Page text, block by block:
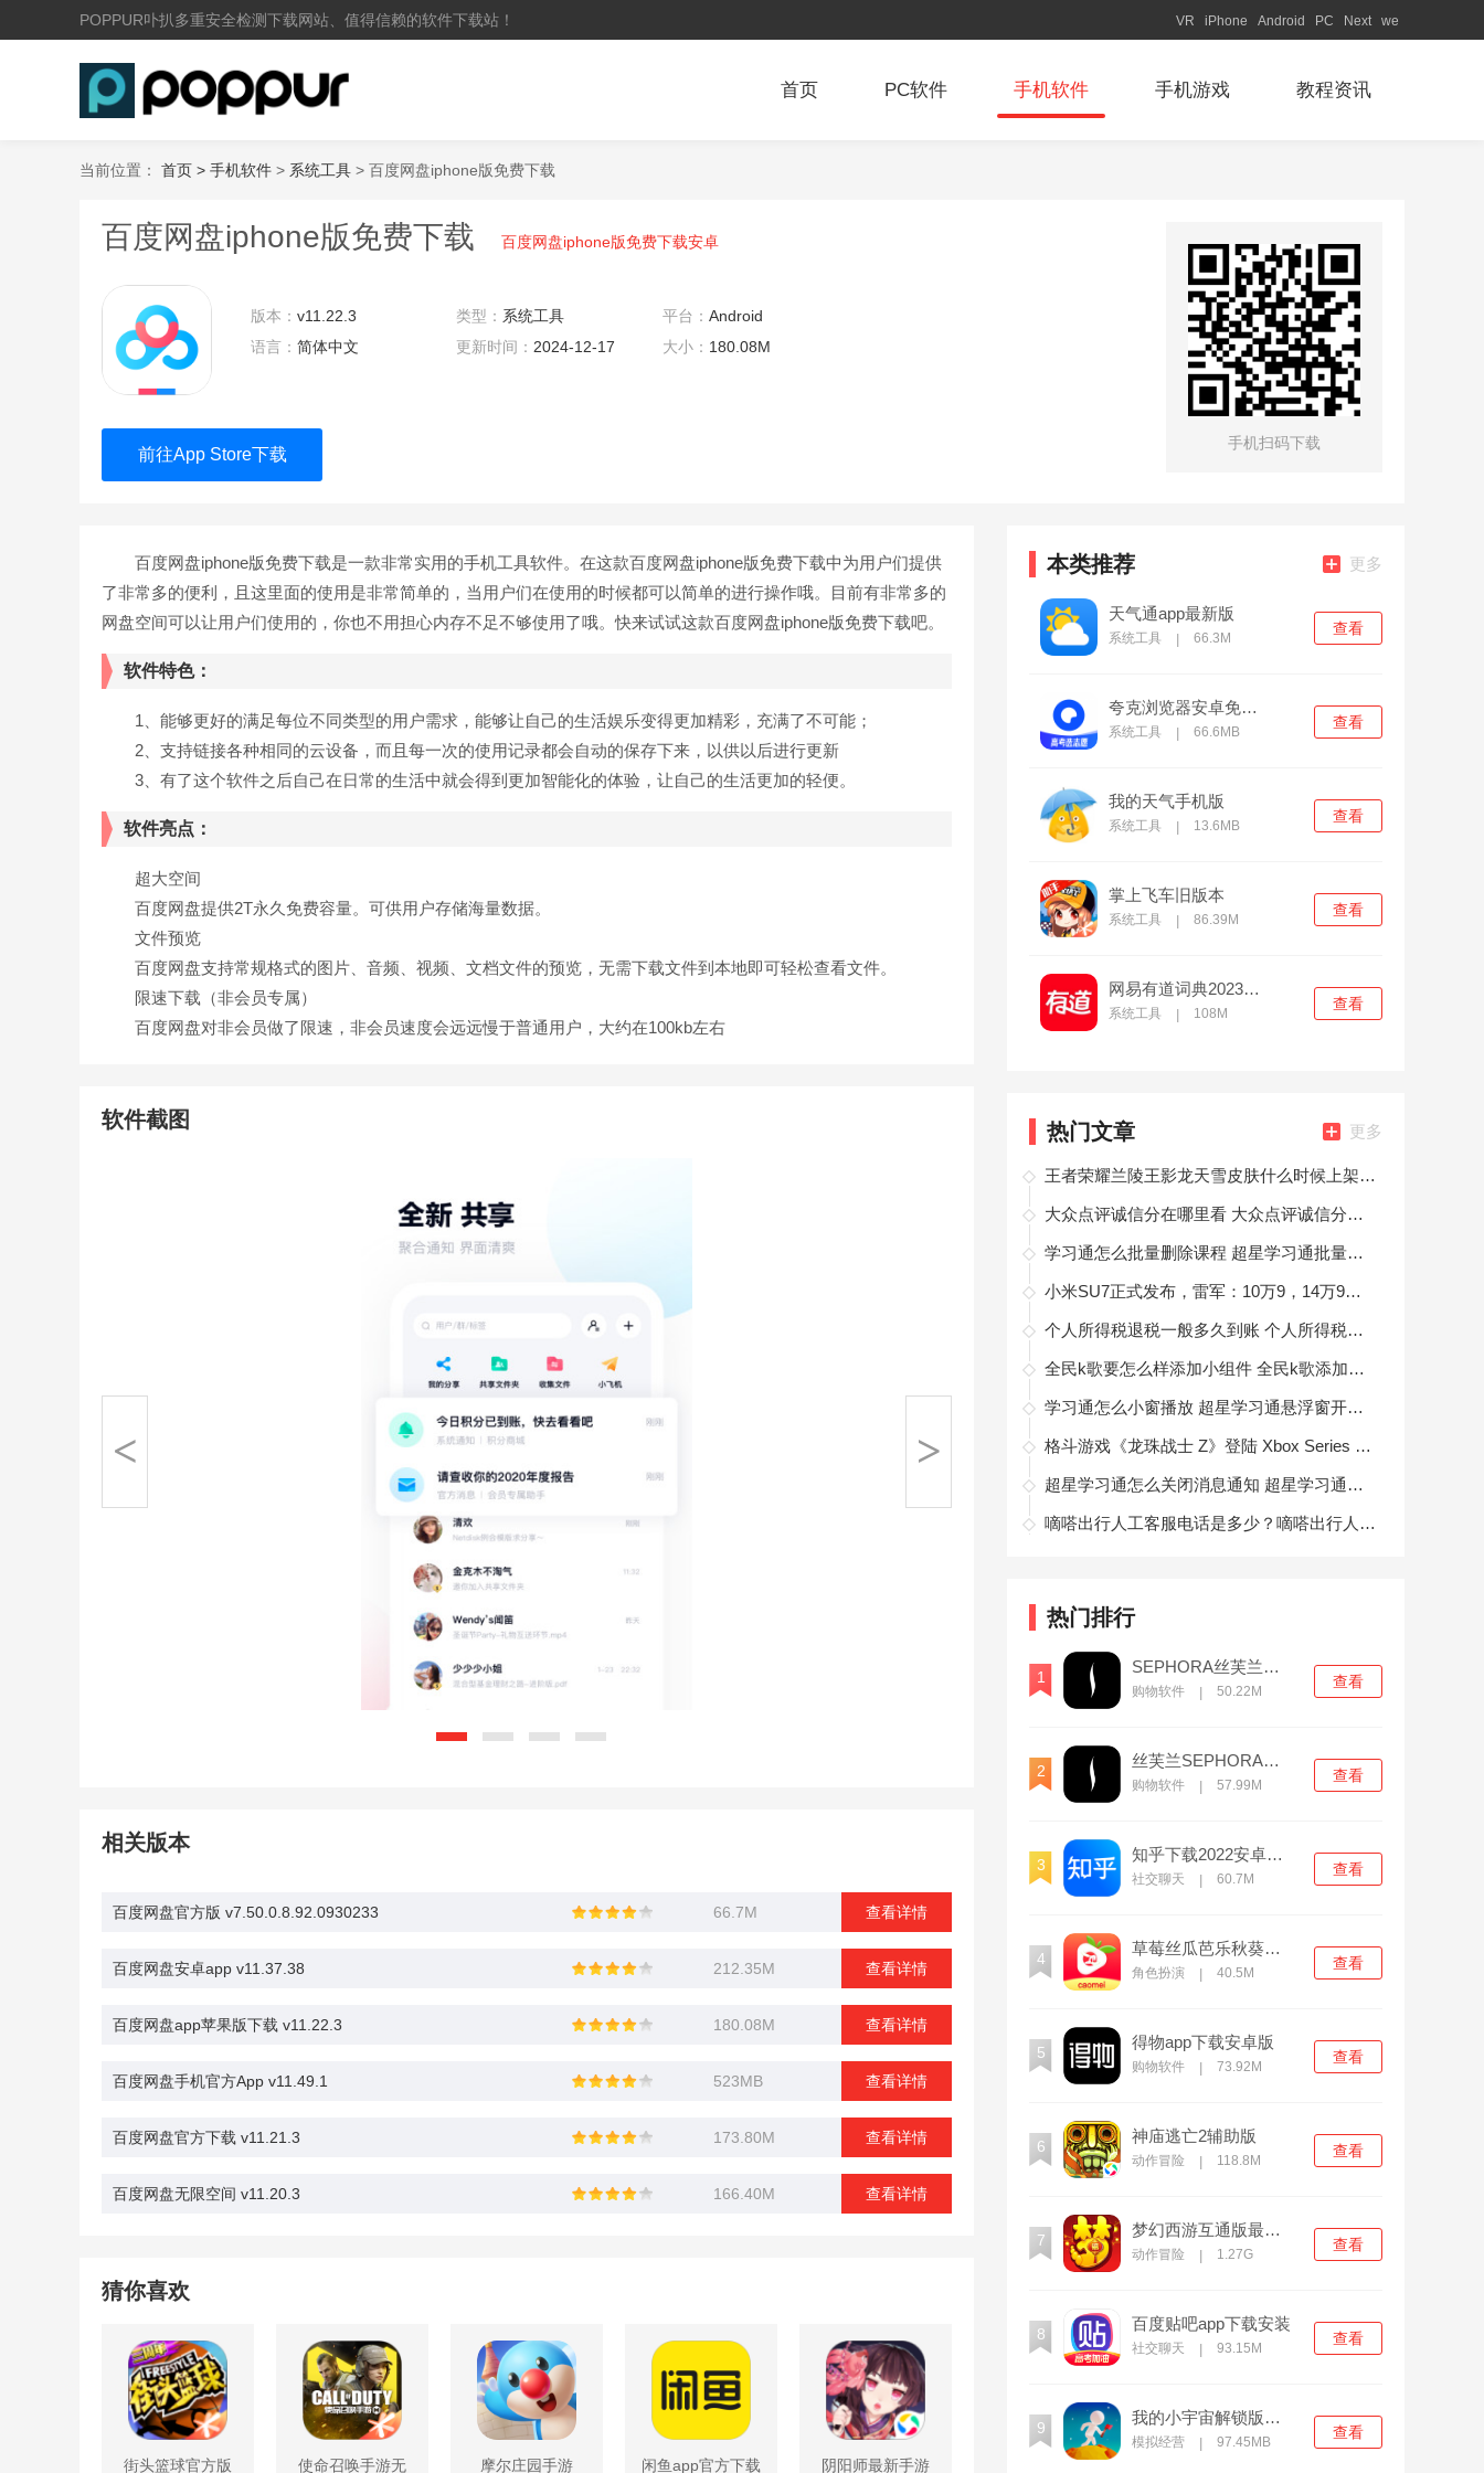
POPPUR卟扒多重安全检测下载网站、值得信赖的软件下载站！ VR iPhone Android PC Next we
首页 PC软件 手机软件 手机游戏 教程资讯
当前位置： 首页 > 手机软件 > 系统工具 > 百度网盘iphone版免费下载
百度网盘iphone版免费下载 百度网盘iphone版免费下载安卓
版本： v11.22.3 类型： 系统工具 平台： Android
语言： 简体中文 更新时间： 2024-12-17
大小： 180.08M
前往App Store下载
手机扫码下载
百度网盘iphone版免费下载是一款非常实用的手机工具软件。在这款百度网盘iphone版免费下载中为用户们提供
了非常多的便利，且这里面的使用是非常简单的，当用户们在使用的时候都可以简单的进行操作哦。目前有非常多的
网盘空间可以让用户们使用的，你也不用担心内存不足不够使用了哦。快来试试这款百度网盘iphone版免费下载吧。
软件特色：
1、能够更好的满足每位不同类型的用户需求，能够让自己的生活娱乐变得更加精彩，充满了不可能；
2、支持链接各种相同的云设备，而且每一次的使用记录都会自动的保存下来，以供以后进行更新
3、有了这个软件之后自己在日常的生活中就会得到更加智能化的体验，让自己的生活更加的轻便。
软件亮点：
超大空间
百度网盘提供2T永久免费容量。可供用户存储海量数据。
文件预览
百度网盘支持常规格式的图片、音频、视频、文档文件的预览，无需下载文件到本地即可轻松查看文件。
限速下载（非会员专属）
百度网盘对非会员做了限速，非会员速度会远远慢于普通用户，大约在100kb左右
软件截图
< >
相关版本
百度网盘官方版 v7.50.0.8.92.0930233 66.7M 查看详情
百度网盘安卓app v11.37.38 212.35M 查看详情
百度网盘app苹果版下载 v11.22.3 180.08M 查看详情
百度网盘手机官方App v11.49.1 523MB 查看详情
百度网盘官方下载 v11.21.3 173.80M 查看详情
百度网盘无限空间 v11.20.3 166.40M 查看详情
猜你喜欢
街头篮球官方版 使命召唤手游无 摩尔庄园手游 闲鱼app官方下载 阴阳师最新手游
本类推荐 更多
天气通app最新版
系统工具 66.3M
查看
夸克浏览器安卓免费版
系统工具 66.6MB
查看
我的天气手机版
系统工具 13.6MB
查看
掌上飞车旧版本
系统工具 86.39M
查看
网易有道词典2023最新版
系统工具 108M
查看
热门文章 更多
王者荣耀兰陵王影龙天雪皮肤什么时候上架 王者荣耀兰陵王影龙天雪皮肤上架时间
大众点评诚信分在哪里看 大众点评诚信分查看方法
学习通怎么批量删除课程 超星学习通批量删除课程方法
小米SU7正式发布，雷军：10万9，14万9是不可能的！
个人所得税退税一般多久到账 个人所得税退税一般多久到账怎么查询
全民k歌要怎么样添加小组件 全民k歌添加小组件方法
学习通怎么小窗播放 超星学习通悬浮窗开启方法
格斗游戏《龙珠战士 Z》登陆 Xbox Series X|S 及 PS5 平台
超星学习通怎么关闭消息通知 超星学习通关闭消息通知推送方法
嘀嗒出行人工客服电话是多少？嘀嗒出行人工客服电话号码查询
热门排行
1
SEPHORA丝芙兰官方版
购物软件 50.22M
查看
2
丝芙兰SEPHORA官方版
购物软件 57.99M
查看
3
知乎下载2022安卓最新版
社交聊天 60.7M
查看
4
草莓丝瓜芭乐秋葵榴莲香草无限制版
角色扮演 40.5M
查看
5
得物app下载安卓版
购物软件 73.92M
查看
6
神庙逃亡2辅助版
动作冒险 118.8M
查看
7
梦幻西游互通版最新下载
动作冒险 1.27G
查看
8
百度贴吧app下载安装
社交聊天 93.15M
查看
9
我的小宇宙解锁版无限资源
模拟经营 97.45MB
查看